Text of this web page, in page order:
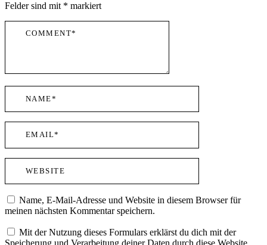
Felder sind mit * markiert
Name, E-Mail-Adresse und Website in diesem Browser für
meinen nächsten Kommentar speichern.
Mit der Nutzung dieses Formulars erklärst du dich mit der
Speicherung und Verarbeitung deiner Daten durch diese Website